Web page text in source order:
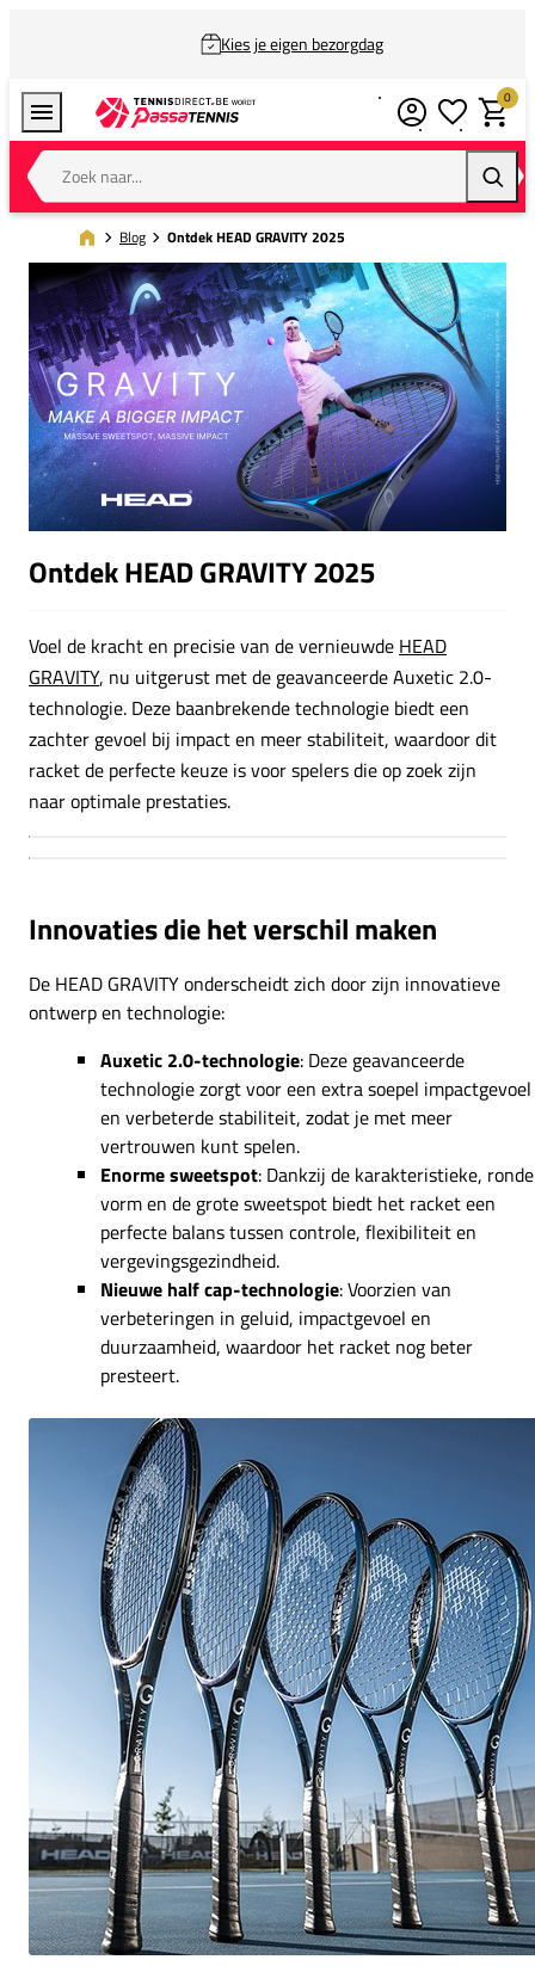
Kies je eigen bezorgdag
Zoek naar...
0
Blog Ontdek HEAD GRAVITY 2025
Ontdek HEAD GRAVITY 2025
Voel de kracht en precisie van de vernieuwde HEAD
GRAVITY, nu uitgerust met de geavanceerde Auxetic 2.0-
technologie. Deze baanbrekende technologie biedt een
zachter gevoel bij impact en meer stabiliteit, waardoor dit
racket de perfecte keuze is voor spelers die op zoek zijn
naar optimale prestaties.
Innovaties die het verschil maken
De HEAD GRAVITY onderscheidt zich door zijn innovatieve
ontwerp en technologie:
Auxetic 2.0-technologie: Deze geavanceerde
technologie zorgt voor een extra soepel impactgevoel
en verbeterde stabiliteit, zodat je met meer
vertrouwen kunt spelen.
Enorme sweetspot: Dankzij de karakteristieke, ronde
vorm en de grote sweetspot biedt het racket een
perfecte balans tussen controle, flexibiliteit en
vergevingsgezindheid.
Nieuwe half cap-technologie: Voorzien van
verbeteringen in geluid, impactgevoel en
duurzaamheid, waardoor het racket nog beter
presteert.